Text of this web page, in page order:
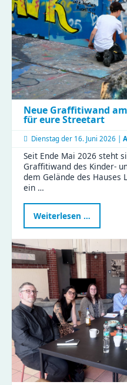
Neue Graffitiwand
für eure Streetart
Dienstag der 16. Juni 2026 |
Seit Ende Mai 2026 steht
Graffitiwand des Kinder-
dem Gelände des Hauses
ein …
Weiterlesen …
am
ZWO
eröffnet
–
Platz
für
eure
Streetart